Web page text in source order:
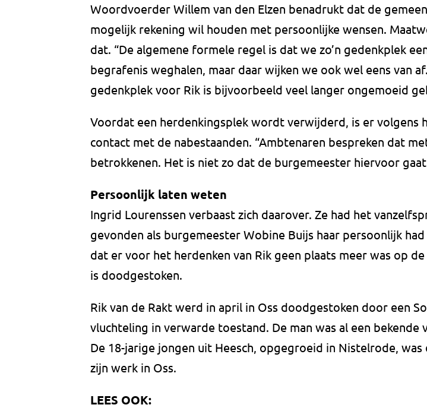
Woordvoerder Willem van den Elzen benadrukt dat de
mogelijk rekening wil houden met persoonlijke wensen.
dat. “De algemene formele regel is dat we zo’n gedenkplek
begrafenis weghalen, maar daar wijken we ook wel eens van
gedenkplek voor Rik is bijvoorbeeld veel langer ongemoeid
Voordat een herdenkingsplek wordt verwijderd, is er volgens
contact met de nabestaanden. “Ambtenaren bespreken dat
betrokkenen. Het is niet zo dat de burgemeester hiervoor
Persoonlijk laten weten
Ingrid Lourenssen verbaast zich daarover. Ze had het
gevonden als burgemeester Wobine Buijs haar persoonlijk
dat er voor het herdenken van Rik geen plaats meer was op
is doodgestoken.
Rik van de Rakt werd in april in Oss doodgestoken door een
vluchteling in verwarde toestand. De man was al een bekende
De 18-jarige jongen uit Heesch, opgegroeid in Nistelrode, was
zijn werk in Oss.
LEES OOK: